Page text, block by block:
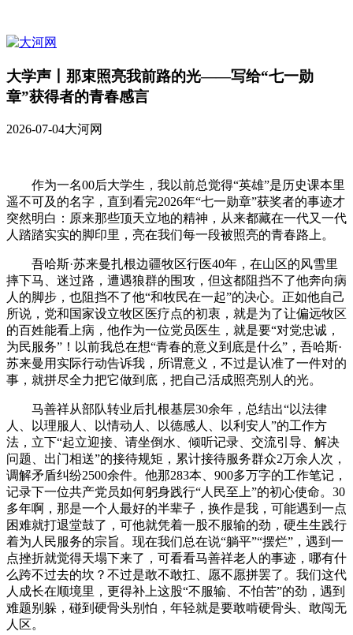
大学声丨那束照亮我前路的光——写给“七一勋
章”获得者的青春感言
2026-07-04大河网
作为一名00后大学生，我以前总觉得“英雄”是历史课本里
遥不可及的名字，直到看完2026年“七一勋章”获奖者的事迹才
突然明白：原来那些顶天立地的精神，从来都藏在一代又一代
人踏踏实实的脚印里，亮在我们每一段被照亮的青春路上。
吾哈斯·苏来曼扎根边疆牧区行医40年，在山区的风雪里
摔下马、迷过路，遭遇狼群的围攻，但这都阻挡不了他奔向病
人的脚步，也阻挡不了他“和牧民在一起”的决心。正如他自己
所说，党和国家设立牧区医疗点的初衷，就是为了让偏远牧区
的百姓能看上病，他作为一位党员医生，就是要“对党忠诚，
为民服务”！以前我总在想“青春的意义到底是什么”，吾哈斯·
苏来曼用实际行动告诉我，所谓意义，不过是认准了一件对的
事，就拼尽全力把它做到底，把自己活成照亮别人的光。
马善祥从部队转业后扎根基层30余年，总结出“以法律
人、以理服人、以情动人、以德感人、以利安人”的工作方
法，立下“起立迎接、请坐倒水、倾听记录、交流引导、解决
问题、出门相送”的接待规矩，累计接待服务群众2万余人次，
调解矛盾纠纷2500余件。他那283本、900多万字的工作笔记，
记录下一位共产党员如何躬身践行“人民至上”的初心使命。30
多年啊，那是一个人最好的半辈子，换作是我，可能遇到一点
困难就打退堂鼓了，可他就凭着一股不服输的劲，硬生生践行
着为人民服务的宗旨。现在我们总在说“躺平”“摆烂”，遇到一
点挫折就觉得天塌下来了，可看看马善祥老人的事迹，哪有什
么跨不过去的坎？不过是敢不敢扛、愿不愿拼罢了。我们这代
人成长在顺境里，更得补上这股“不服输、不怕苦”的劲，遇到
难题别躲，碰到硬骨头别怕，年轻就是要敢啃硬骨头、敢闯无
人区。